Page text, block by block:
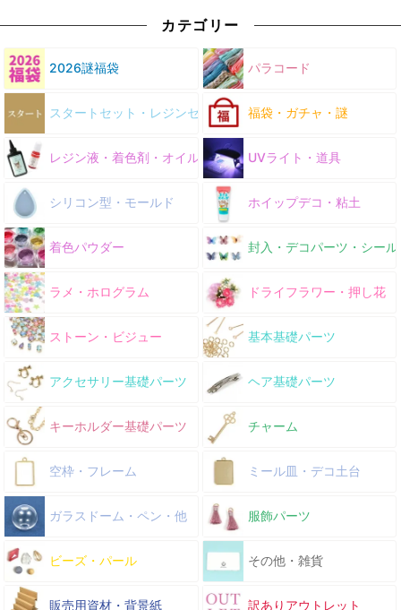
カテゴリー
2026謎福袋 パラコード
スタートセット・レジンセット 福袋・ガチャ・謎
レジン液・着色剤・オイル UVライト・道具
シリコン型・モールド ホイップデコ・粘土
着色パウダー 封入・デコパーツ・シール
ラメ・ホログラム ドライフラワー・押し花
ストーン・ビジュー 基本基礎パーツ
アクセサリー基礎パーツ ヘア基礎パーツ
キーホルダー基礎パーツ チャーム
空枠・フレーム ミール皿・デコ土台
ガラスドーム・ペン・他 服飾パーツ
ビーズ・パール その他・雑貨
販売用資材・背景紙 訳ありアウトレット